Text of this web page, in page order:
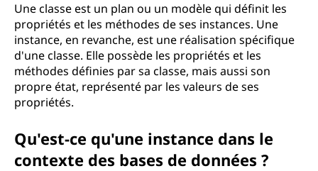
Une classe est un plan ou un modèle qui définit les
propriétés et les méthodes de ses instances. Une
instance, en revanche, est une réalisation spécifique
d'une classe. Elle possède les propriétés et les
méthodes définies par sa classe, mais aussi son
propre état, représenté par les valeurs de ses
propriétés.
Qu'est-ce qu'une instance dans le
contexte des bases de données ?